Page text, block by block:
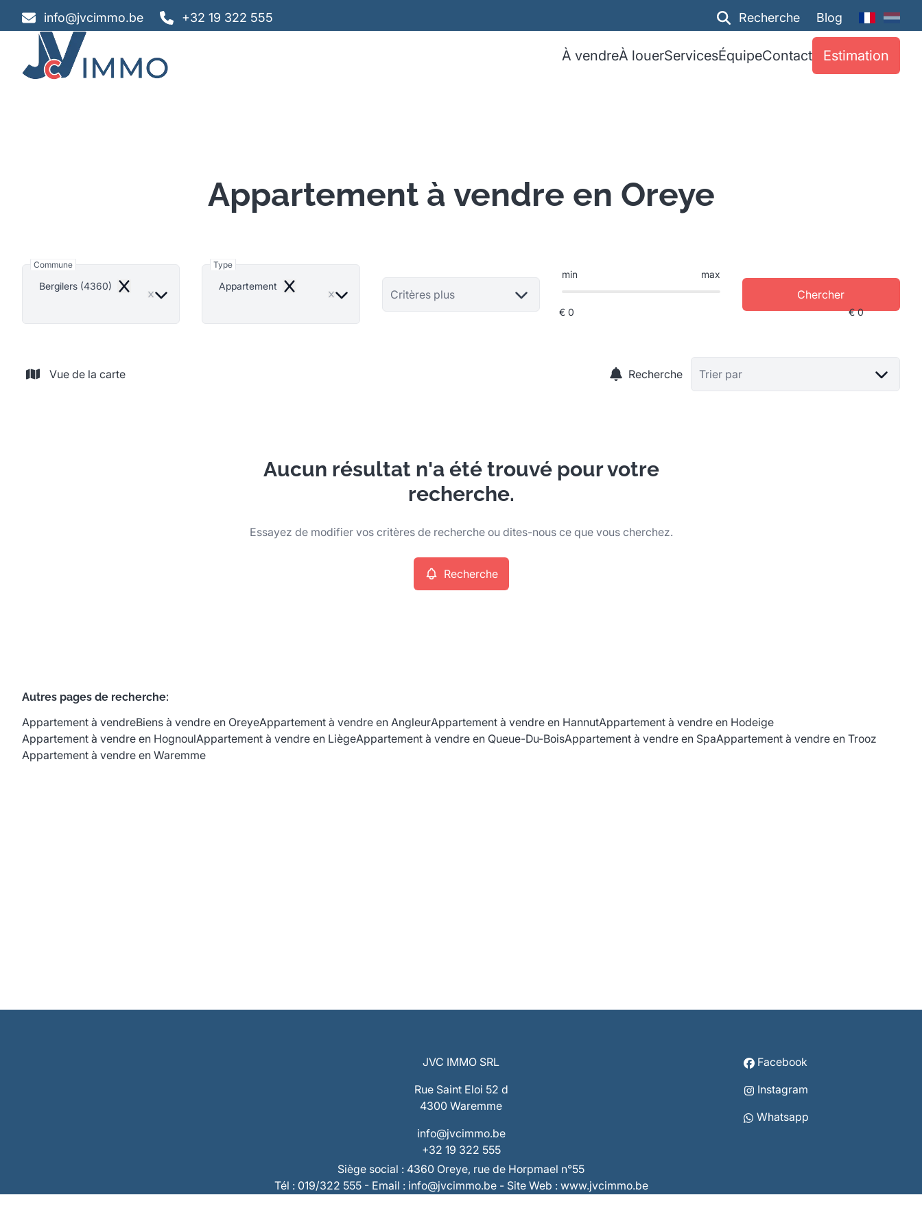
info@jvcimmo.be +32 19 322 555 Recherche Blog
À vendreÀ louerServicesÉquipeContact Estimation
Appartement à vendre en Oreye
Commune
Bergilers (4360)
Remove
Type
Appartement
Remove Critères plus
min max
Chercher
Vue de la carte Recherche Trier par
Aucun résultat n'a été trouvé pour votre
recherche.
Essayez de modifier vos critères de recherche ou dites-nous ce que vous cherchez.
Recherche
Autres pages de recherche:
Appartement à vendreBiens à vendre en OreyeAppartement à vendre en AngleurAppartement à vendre en HannutAppartement à vendre en Hodeige
Appartement à vendre en HognoulAppartement à vendre en LiègeAppartement à vendre en Queue-Du-BoisAppartement à vendre en SpaAppartement à vendre en Trooz
Appartement à vendre en Waremme
JVC IMMO SRL
Rue Saint Eloi 52 d
4300 Waremme
info@jvcimmo.be
+32 19 322 555
Facebook
Instagram
Whatsapp
Siège social : 4360 Oreye, rue de Horpmael n°55
Tél : 019/322 555 - Email : info@jvcimmo.be - Site Web : www.jvcimmo.be